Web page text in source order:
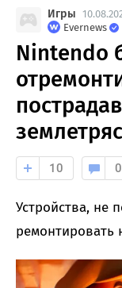
Игры
Evernews
Nintendo
10 0
Устройства, не
ремонтировать